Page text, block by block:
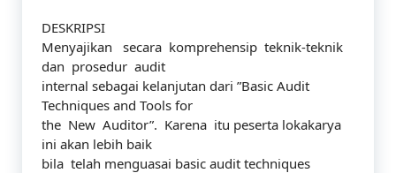
DESKRIPSI
Menyajikan secara komprehensip teknik-teknik
dan prosedur audit
internal sebagai kelanjutan dari ”Basic Audit
Techniques and Tools for
the New Auditor”. Karena itu peserta lokakarya
ini akan lebih baik
bila telah menguasai basic audit techniques